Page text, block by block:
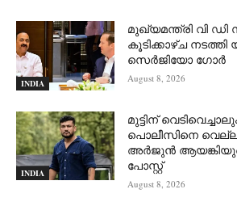
INDIA
മുഖ്യമന്ത്രി വി
കൂടിക്കാഴ്ച
സെര്‍ജിയോ ഗോര്‍
August 8, 2026
INDIA
മുട്ടിന്
പൊലീസിനെ
അർജുൻ
പോസ്റ്റ്
August 8, 2026